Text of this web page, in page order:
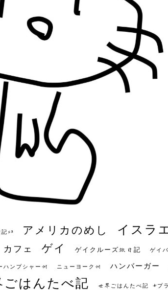
S3 アメリカのめし イスラ
カフェ ゲイ ゲイクルーズ旅日記 ゲイ
ハンプシャー州 ニューヨーク州 ハンバーガー
ごはんたべ記 世界ごはんたべ記 #プ